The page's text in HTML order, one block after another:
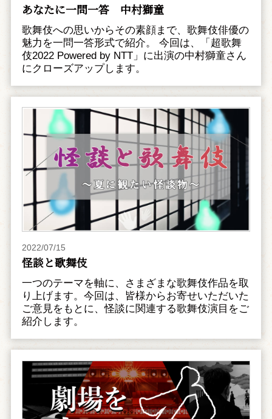
あなたに一問一答 中村獅童
歌舞伎への思いからその素顔まで、歌舞伎俳優の
魅力を一問一答形式で紹介。 今回は、「超歌舞
伎2022 Powered by NTT」に出演の中村獅童さん
にクローズアップします。
2022/07/15
怪談と歌舞伎
一つのテーマを軸に、さまざまな歌舞伎作品を取
り上げます。今回は、皆様からお寄せいただいた
ご意見をもとに、怪談に関連する歌舞伎演目をご
紹介します。